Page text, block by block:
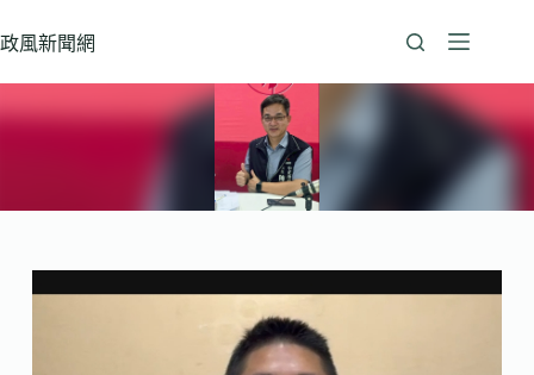
至
政風新聞網